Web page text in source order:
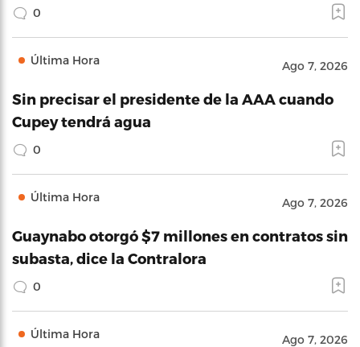
0
Última Hora Ago 7, 2026
Sin precisar el presidente de la AAA cuando
Cupey tendrá agua
0
Última Hora Ago 7, 2026
Guaynabo otorgó $7 millones en contratos sin
subasta, dice la Contralora
0
Última Hora Ago 7, 2026